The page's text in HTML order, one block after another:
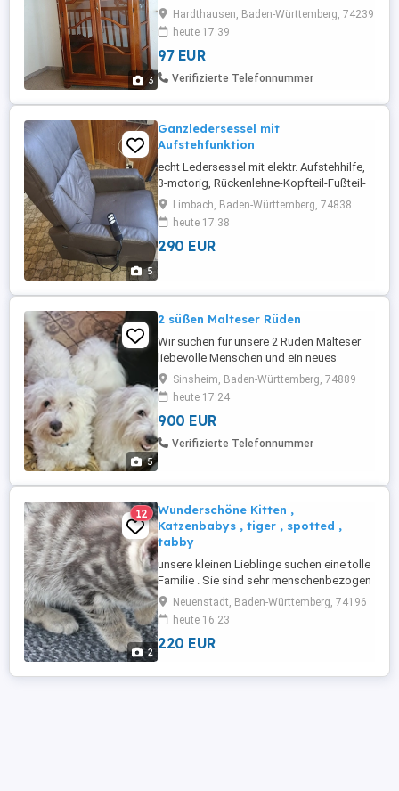
3
cm. guter Zustand, verglaste Front und
Seiten, ideal für Geschirr, Gläser oder
Sammlerstücke. Maße: Breite hinten
ca.136 cm Breite vorne 97 cm Tiefe
ca. 42 cm Höhe rechts links 183 cm
Hardthausen, Baden-Württemberg, 74239
heute 17:39
97 EUR
Verifizierte Telefonnummer
5
Ganzledersessel mit
Aufstehfunktion
echt Ledersessel mit elektr. Aufstehhilfe,
3-motorig, Rückenlehne-Kopfteil-Fußteil-
Aufstehhilfe extra verstellbar, In
Grundstellung rollbar, in Aufstehfunktion
festgestellt und starr. Neupreis 1980 E,
tadelloser Zustand. Für 290 E zu verkaufen
Limbach, Baden-Württemberg, 74838
heute 17:38
290 EUR
5
2 süßen Malteser Rüden
Wir suchen für unsere 2 Rüden Malteser
liebevolle Menschen und ein neues
Zuhause voller Liebe und Zuneigung. Die
beiden Welpen sind am 12.12.2025
geboren. Die Welpen leben gemeinsam
mit beiden Elterntieren, die reinrassig, sehr
lieb und freundlich sind. Sind komplett
Sinsheim, Baden-Württemberg, 74889
heute 17:24
900 EUR
Verifizierte Telefonnummer
2
12
Wunderschöne Kitten ,
Katzenbabys , tiger , spotted ,
tabby
unsere kleinen Lieblinge suchen eine tolle
Familie . Sie sind sehr menschenbezogen
und liebevoll aufgewachsen mit ihrer
Katzenmama - siehe Bild -. Die Kitten sind
stubenrein , mehrfach entwurmt , fressen
Trockenfutter und Dosenfutter und trinken
verspielt ...
Neuenstadt, Baden-Württemberg, 74196
heute 16:23
220 EUR